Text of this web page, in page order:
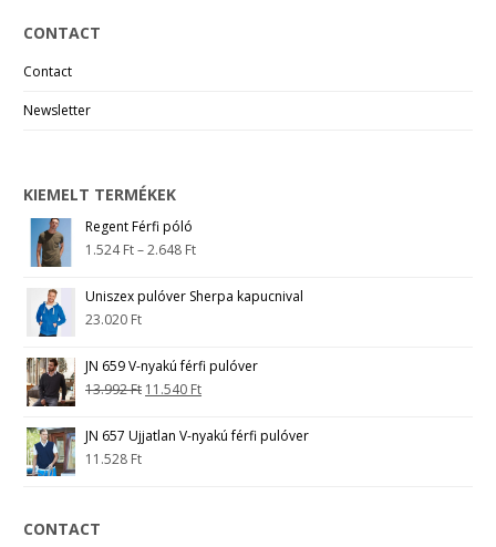
CONTACT
Contact
Newsletter
KIEMELT TERMÉKEK
Regent Férfi póló
1.524Ft–2.648 Ft
Uniszex pulóver Sherpa kapucnival
23.020 Ft
JN 659 V-nyakú férfi pulóver
13.992Ft 11.540 Ft
JN 657 Ujjatlan V-nyakú férfi pulóver
11.528 Ft
CONTACT